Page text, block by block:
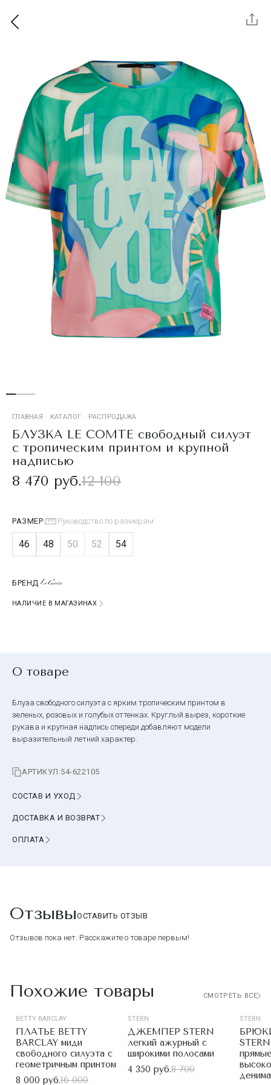
ГЛАВНАЯ · КАТАЛОГ · РАСПРОДАЖА
БЛУЗКА LE COMTE свободный силуэт
с тропическим принтом и крупной
надписью
8 470 руб.12 100
РАЗМЕР Руководство по размерам
46 48 50 52 54
БРЕНД
НАЛИЧИЕ В МАГАЗИНАХ
О товаре
Блуза свободного силуэта с ярким тропическим принтом в
зеленых, розовых и голубых оттенках. Круглый вырез, короткие
рукава и крупная надпись спереди добавляют модели
выразительный летний характер.
АРТИКУЛ:54-622105
СОСТАВ И УХОД
ДОСТАВКА И ВОЗВРАТ
ОПЛАТА
ОтзывыОСТАВИТЬ ОТЗЫВ
Отзывов пока нет. Расскажите о товаре первым!
Похожие товары СМОТРЕТЬ ВСЕ
BETTY BARCLAY
ПЛАТЬЕ BETTY
BARCLAY миди
свободного силуэта с
геометричным принтом
8 000 руб.16 000
STERN
ДЖЕМПЕР STERN
легкий ажурный с
широкими полосами
4 350 руб.8 700
STERN
денима